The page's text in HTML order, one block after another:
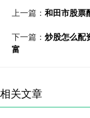
上一篇： 和田市股票
下一篇： 炒股怎么配
富
相关文章